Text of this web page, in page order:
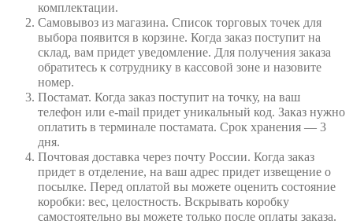
комплектации.
Самовывоз из магазина. Список торговых точек для
выбора появится в корзине. Когда заказ поступит на
склад, вам придет уведомление. Для получения заказа
обратитесь к сотруднику в кассовой зоне и назовите
номер.
Постамат. Когда заказ поступит на точку, на ваш
телефон или e-mail придет уникальный код. Заказ нужно
оплатить в терминале постамата. Срок хранения — 3
дня.
Почтовая доставка через почту России. Когда заказ
придет в отделение, на ваш адрес придет извещение о
посылке. Перед оплатой вы можете оценить состояние
коробки: вес, целостность. Вскрывать коробку
самостоятельно вы можете только после оплаты заказа.